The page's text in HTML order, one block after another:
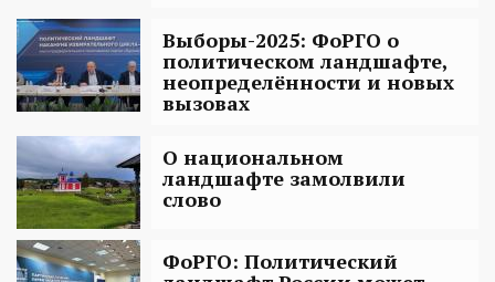
Выборы-2025: ФоРГО о
политическом ландшафте,
неопределённости и новых
вызовах
О национальном
ландшафте замолвили
слово
ФоРГО: Политический